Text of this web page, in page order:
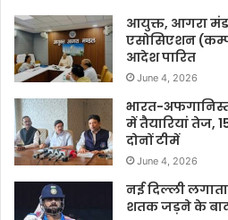
आयुक्त, आगरा मंडल
एसोसिएशन
आदेश पारित
June 4, 2026
भारत-
में तैयारियां
दोनों टीमें
June 4, 2026
नई दिल्ली
शतक जड़ने के बाद